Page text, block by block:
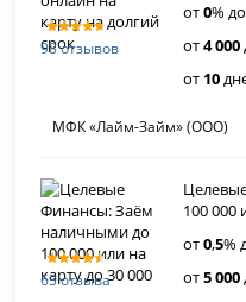
98 отзывов
от0%
от4 000
от 10
МФК «Лайм-Займ» (ООО)
63 отзыва
100 000
от0,5%
от5 000